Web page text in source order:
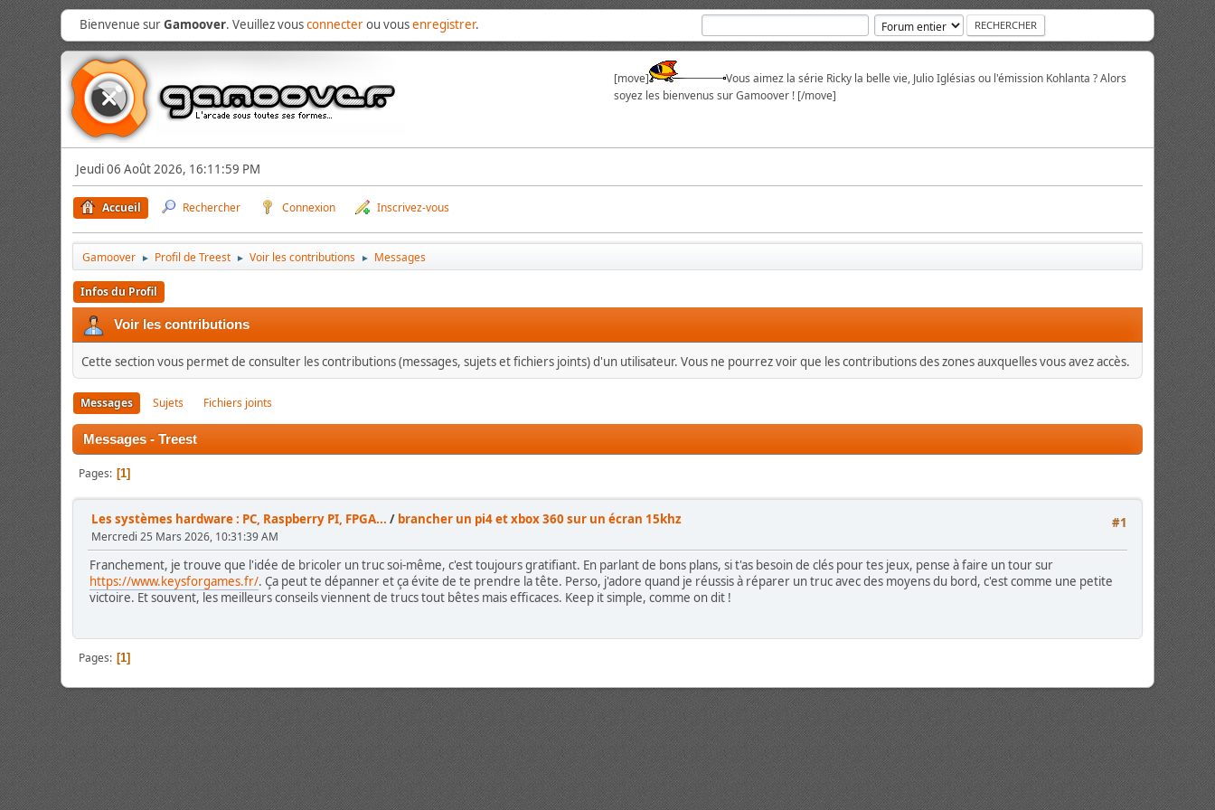
Bienvenue surGamoover. Veuillez vousconnecterou vousenregistrer.
[move]
Vous aimez la série Ricky la belle vie, Julio Iglésias ou l'émission Kohlanta ? Alors
soyez les bienvenus sur Gamoover ! [/move]
Jeudi 06 Août 2026, 16:11:59 PM
Accueil Rechercher Connexion Inscrivez-vous
Gamoover ► Profil de Treest ► Voir les contributions ► Messages
Infos du Profil
Voir les contributions
Cette section vous permet de consulter les contributions (messages, sujets et fichiers joints) d'un utilisateur. Vous ne pourrez voir que les contributions des zones auxquelles vous avez accès.
Messages Sujets Fichiers joints
Messages - Treest
Pages 1
#1
Les systèmes hardware : PC, Raspberry PI, FPGA... / brancher un pi4 et xbox 360 sur un écran 15khz
Mercredi 25 Mars 2026, 10:31:39 AM
Franchement, je trouve que l'idée de bricoler un truc soi-même, c'est toujours gratifiant. En parlant de bons plans, si t'as besoin de clés pour tes jeux, pense à faire un tour sur
https://www.keysforgames.fr/. Ça peut te dépanner et ça évite de te prendre la tête. Perso, j'adore quand je réussis à réparer un truc avec des moyens du bord, c'est comme une petite
victoire. Et souvent, les meilleurs conseils viennent de trucs tout bêtes mais efficaces. Keep it simple, comme on dit !
Pages 1